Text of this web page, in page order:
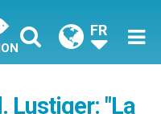
FR
Lustiger: "La